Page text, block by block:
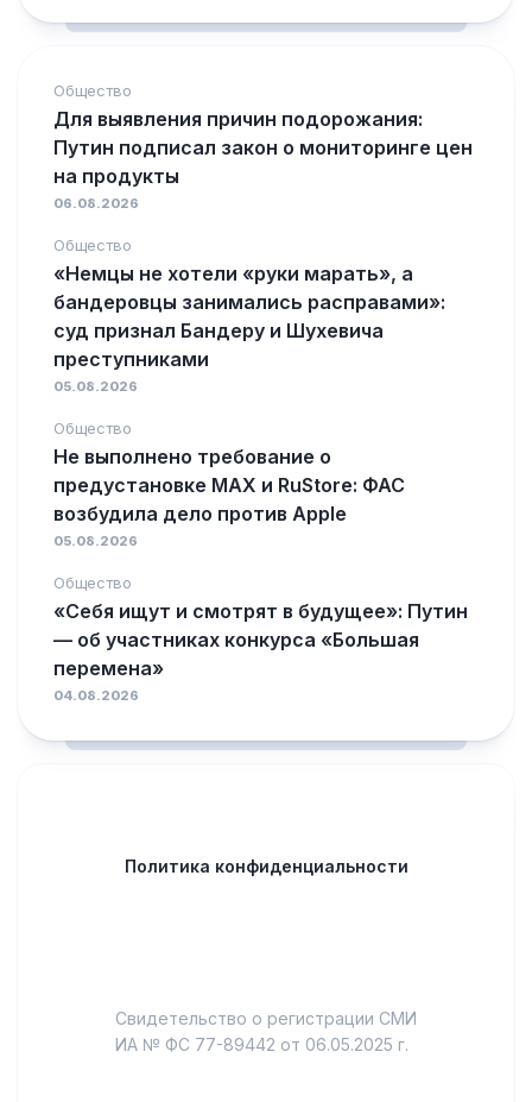
Общество
Для выявления причин подорожания:
Путин подписал закон о мониторинге цен
на продукты
06.08.2026
Общество
«Немцы не хотели «руки марать», а
бандеровцы занимались расправами»:
суд признал Бандеру и Шухевича
преступниками
05.08.2026
Общество
Не выполнено требование о
предустановке MAX и RuStore: ФАС
возбудила дело против Apple
05.08.2026
Общество
«Себя ищут и смотрят в будущее»: Путин
— об участниках конкурса «Большая
перемена»
04.08.2026
Политика конфиденциальности
Свидетельство о регистрации СМИ
ИА № ФС 77-89442 от 06.05.2025 г.